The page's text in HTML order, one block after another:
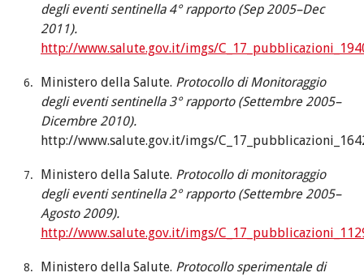
degli eventi sentinella 4° rapporto (Sep 2005–Dec
2011).
http://www.salute.gov.it/imgs/
Ministero della Salute. Protocollo di Monitoraggio
degli eventi sentinella 3° rapporto (Settembre 2005–
Dicembre 2010).
http://www.salute.gov.it/imgs/
Ministero della Salute. Protocollo di monitoraggio
degli eventi sentinella 2° rapporto (Settembre 2005–
Agosto 2009).
http://www.salute.gov.it/imgs/
Ministero della Salute. Protocollo sperimentale di